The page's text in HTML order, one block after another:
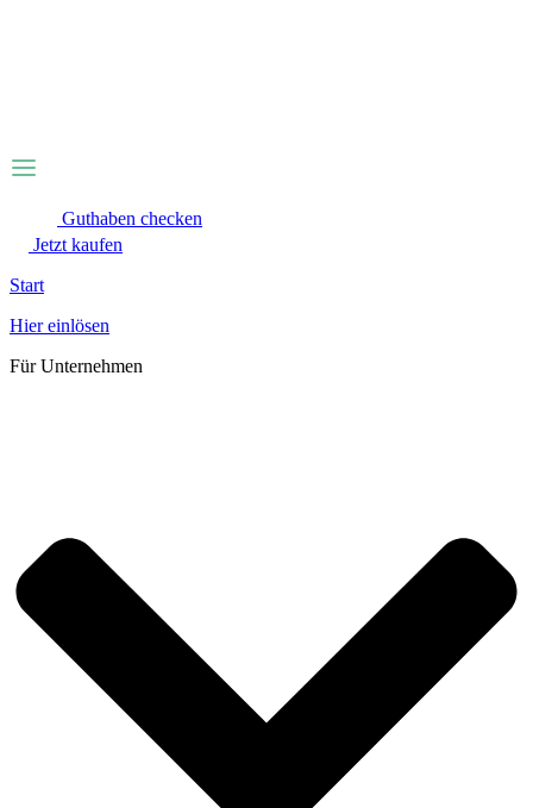
Guthaben checken
Jetzt kaufen
Start
Hier einlösen
Für Unternehmen